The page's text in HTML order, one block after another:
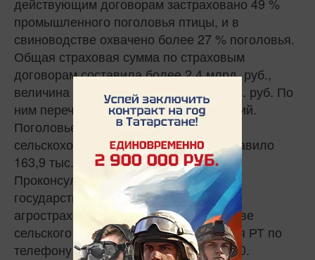
действующим договорам застраховано 49 %
промышленного поголовья птицы, и в
свиноводстве охвачено более 27 % поголовья.
Общая страховая сумма по страховым
договорам составила более 2,4 млрд. руб.,
величина собранных взносов 19,3 млн. руб. По
ним перечислено 8,5 млн. руб. субсидий.
Поголовье застрахованных
сельскохозяйственных животных составило
163,9 тыс. усл. голов.
Проконсультироваться по вопросам
государственной поддержки в сфере
агрострахования можно в Министерстве
сельского хозяйства и продовольствия РТ по
телефону колл-центра 8-800-444-16-70.